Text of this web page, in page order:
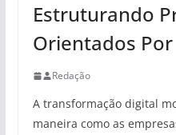
Estruturando
Orientados
Redação
A transformação digital
maneira como as